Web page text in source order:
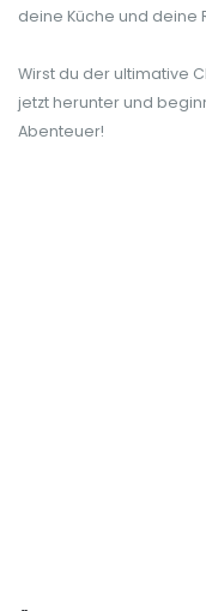
deine Küche und deine
Wirst du der ultimative
jetzt herunter und
Abenteuer!